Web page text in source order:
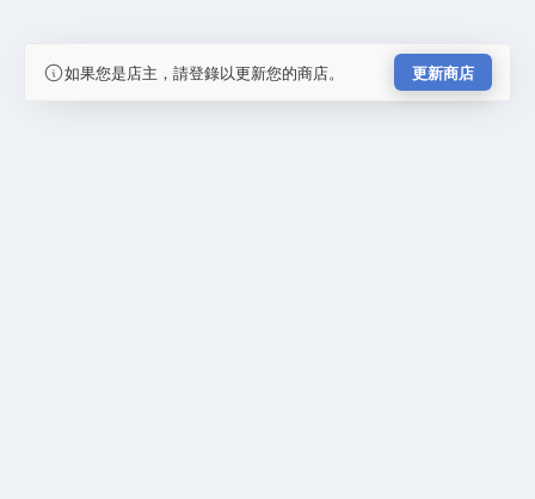
如果您是店主，請登錄以更新您的商店。 更新商店